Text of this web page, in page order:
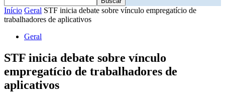
Início Geral STF inicia debate sobre vínculo empregatício de
trabalhadores de aplicativos
Geral
STF inicia debate sobre vínculo
empregatício de trabalhadores de
aplicativos